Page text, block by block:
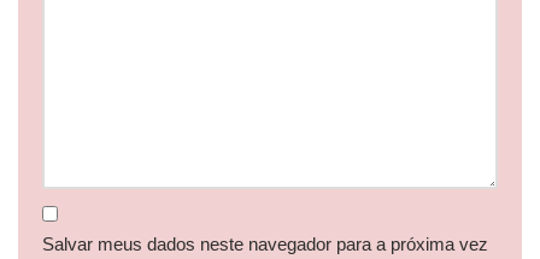
Salvar meus dados neste navegador para a próxima vez